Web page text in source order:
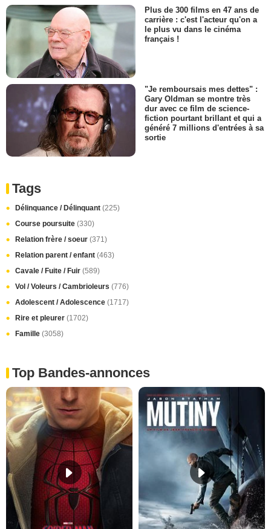
Plus de 300 films en 47 ans de
carrière : c'est l'acteur qu'on a
le plus vu dans le cinéma
français !
"Je remboursais mes dettes" :
Gary Oldman se montre très
dur avec ce film de science-
fiction pourtant brillant et qui a
généré 7 millions d'entrées à sa
sortie
Tags
Délinquance / Délinquant (225)
Course poursuite (330)
Relation frère / soeur (371)
Relation parent / enfant (463)
Cavale / Fuite / Fuir (589)
Vol / Voleurs / Cambrioleurs (776)
Adolescent / Adolescence (1717)
Rire et pleurer (1702)
Famille (3058)
Top Bandes-annonces